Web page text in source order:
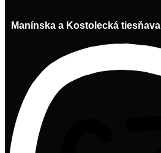
Manínska a Kostolecká tiesňava